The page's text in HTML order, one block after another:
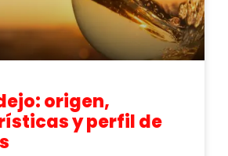
origen,
y perfil de